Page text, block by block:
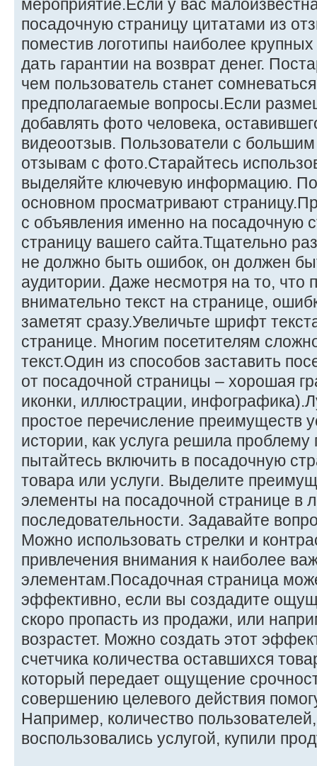
мероприятие.Если у вас
посадочную страницу цитатами из
поместив логотипы наиболее
дать гарантии на возврат денег.
чем пользователь станет
предполагаемые вопросы.Если
добавлять фото человека,
видеоотзыв. Пользователи с
отзывам с фото.Старайтесь
выделяйте ключевую информацию.
основном просматривают
с объявления именно на посадочную
страницу вашего сайта.Тщательно
не должно быть ошибок, он должен
аудитории. Даже несмотря на то, что
внимательно текст на странице,
заметят сразу.Увеличьте шрифт
странице. Многим посетителям
текст.Один из способов заставить
от посадочной страницы – хорошая
иконки, иллюстрации,
простое перечисление преимуществ
истории, как услуга решила проблему
пытайтесь включить в посадочную
товара или услуги. Выделите
элементы на посадочной странице в
последовательности. Задавайте
Можно использовать стрелки и
привлечения внимания к наиболее
элементам.Посадочная страница
эффективно, если вы создадите
скоро пропасть из продажи, или
возрастет. Можно создать этот
счетчика количества оставшихся
который передает ощущение
совершению целевого действия
Например, количество
воспользовались услугой, купили